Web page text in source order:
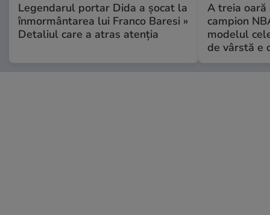
Legendarul portar Dida a șocat la
înmormântarea lui Franco Baresi »
Detaliul care a atras atenția
A treia oară
campion
modelul
de vârstă e